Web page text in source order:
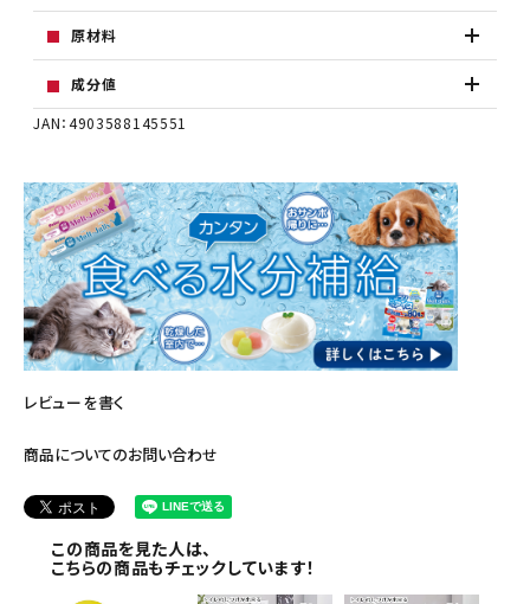
原材料
成分値
JAN：4903588145551
レビューを書く
商品についてのお問い合わせ
この商品を見た人は、
こちらの商品もチェックしています！